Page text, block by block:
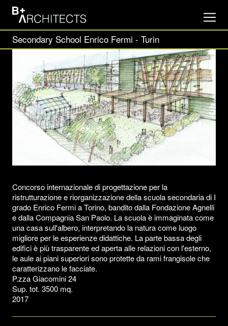
Secondary School Enrico Fermi - Turin
Concorso internazionale di progettazione per la
ristrutturazione e riorganizzazione della scuola secondaria di I
grado Enrico Fermi a Torino, bandito dalla Fondazione Agnelli
e dalla Compagnia San Paolo. La scuola è immaginata come
una casa sull'albero, interpretando la natura come luogo
migliore per le esperienze didattiche. La parte bassa degli
edifici è più trasparente ed aperta alle relazioni con l'esterno,
le aule ai piani superiori sono protette da rami frangisole che
caratterizzano le facciate.
P.zza Giacomini 24
Sup. tot. 3500 mq.
2017